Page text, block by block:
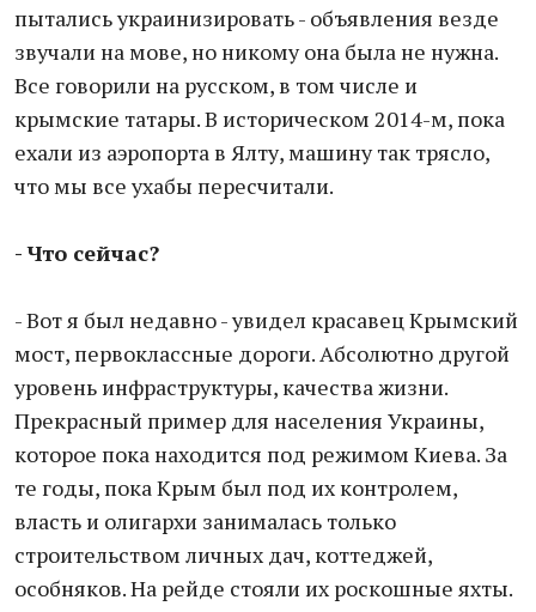
пытались украинизировать - объявления везде
звучали на мове, но никому она была не нужна.
Все говорили на русском, в том числе и
крымские татары. В историческом 2014-м, пока
ехали из аэропорта в Ялту, машину так трясло,
что мы все ухабы пересчитали.
- Что сейчас?
- Вот я был недавно - увидел красавец Крымский
мост, первоклассные дороги. Абсолютно другой
уровень инфраструктуры, качества жизни.
Прекрасный пример для населения Украины,
которое пока находится под режимом Киева. За
те годы, пока Крым был под их контролем,
власть и олигархи занималась только
строительством личных дач, коттеджей,
особняков. На рейде стояли их роскошные яхты.